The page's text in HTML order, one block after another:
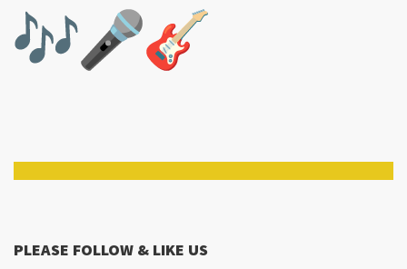
PLEASE FOLLOW & LIKE US